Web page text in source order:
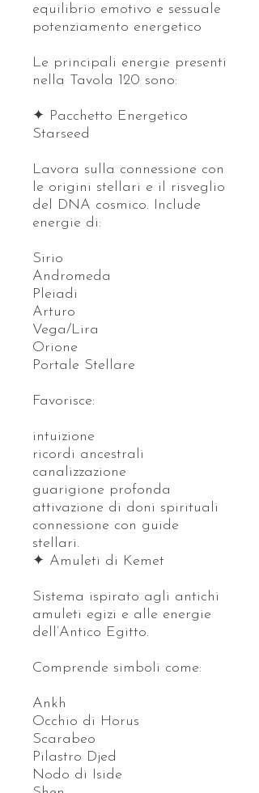
equilibrio emotivo e sessuale
potenziamento energetico
Le principali energie presenti
nella Tavola 120 sono:
✦ Pacchetto Energetico
Starseed
Lavora sulla connessione con
le origini stellari e il risveglio
del DNA cosmico. Include
energie di:
Sirio
Andromeda
Pleiadi
Arturo
Vega/Lira
Orione
Portale Stellare
Favorisce:
intuizione
ricordi ancestrali
canalizzazione
guarigione profonda
attivazione di doni spirituali
connessione con guide
stellari.
✦ Amuleti di Kemet
Sistema ispirato agli antichi
amuleti egizi e alle energie
dell’Antico Egitto.
Comprende simboli come:
Ankh
Occhio di Horus
Scarabeo
Pilastro Djed
Nodo di Iside